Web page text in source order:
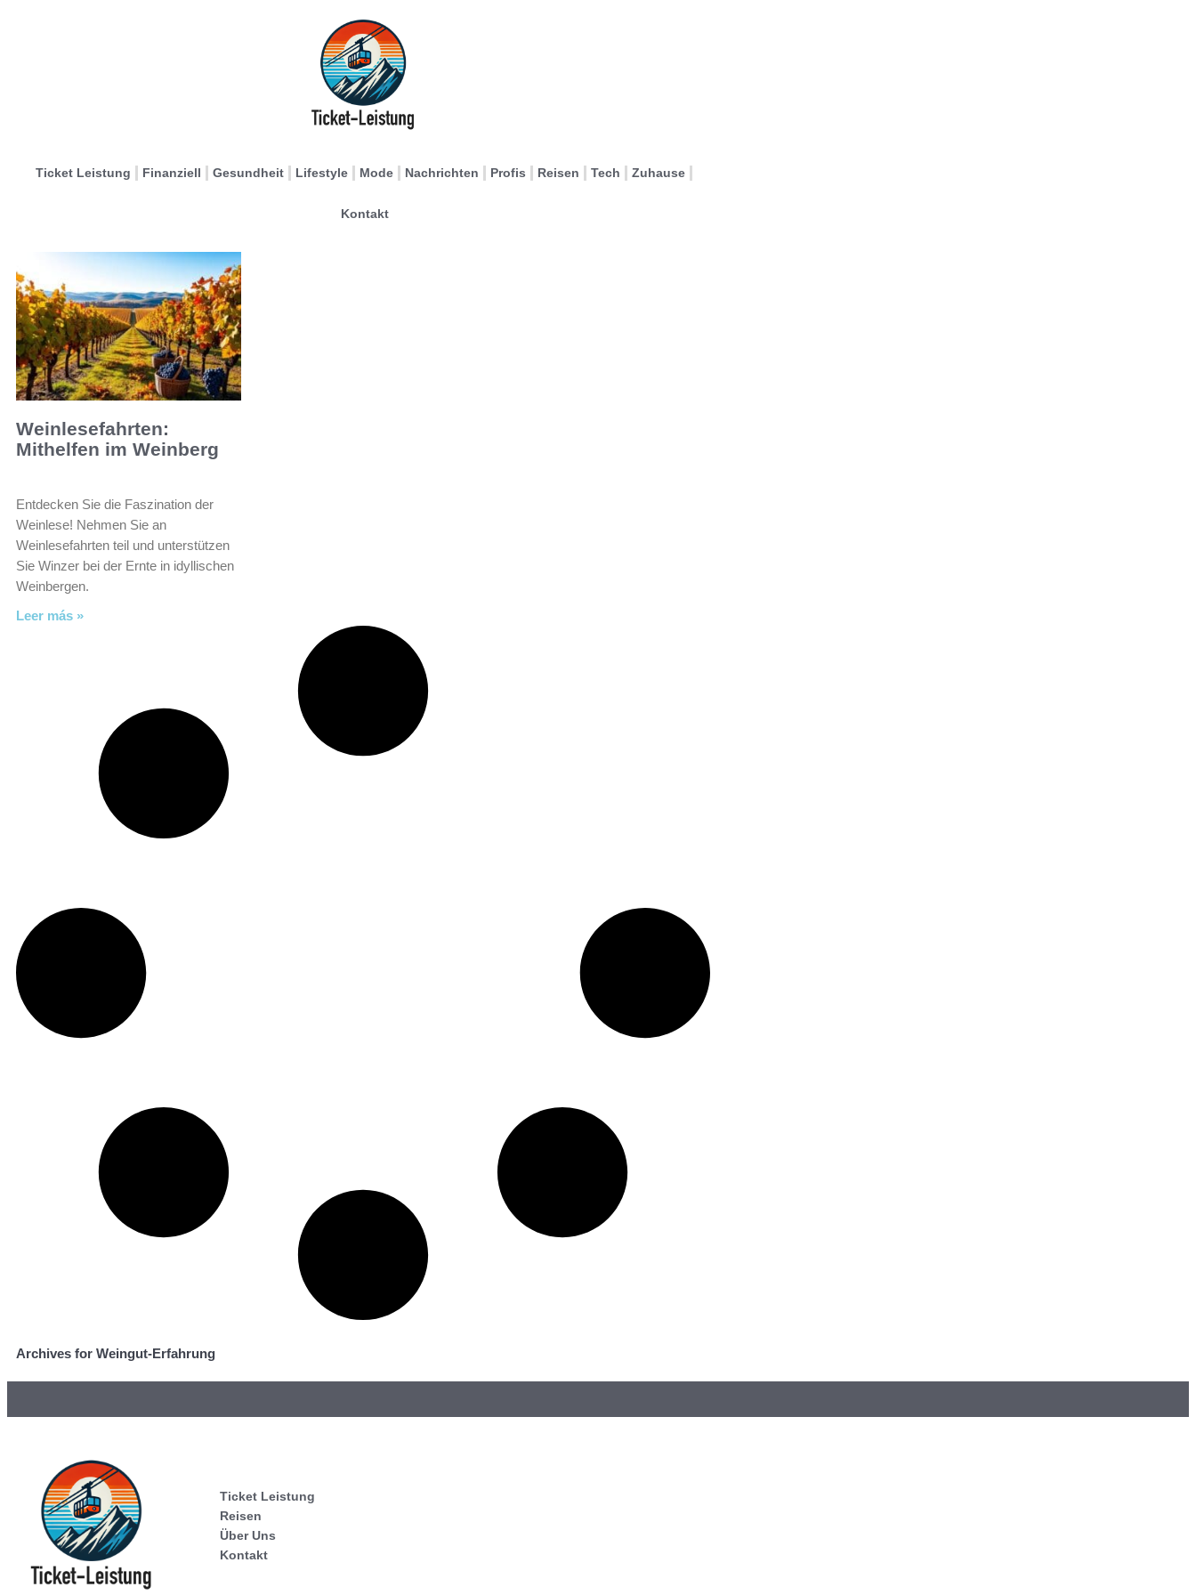
Ticket Leistung Finanziell Gesundheit Lifestyle Mode Nachrichten Profis Reisen Tech Zuhause
Kontakt
Weinlesefahrten:
Mithelfen im Weinberg
Entdecken Sie die Faszination der
Weinlese! Nehmen Sie an
Weinlesefahrten teil und unterstützen
Sie Winzer bei der Ernte in idyllischen
Weinbergen.
Leer más »
Archives for Weingut-Erfahrung
Ticket Leistung
Reisen
Über Uns
Kontakt